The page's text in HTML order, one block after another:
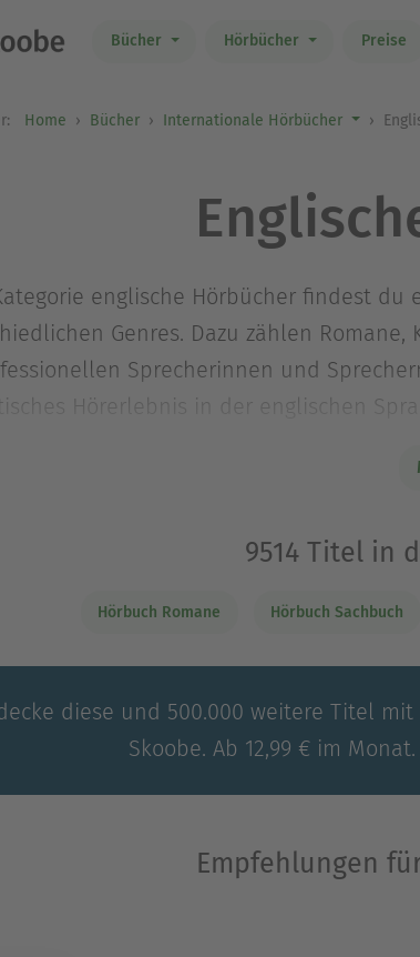
Bücher Hörbücher Preise
Home Bücher Internationale Hörbücher
englische Hörbücher findest du
Genres. Dazu zählen
Sprecherinnen und
Hörerlebnis in der englischen
auf Englisch eignen sich sowohl zur
auf natürliche Weise9514 Titel in
Hörbuch Romane Hörbuch Sachbuch
diese und 500.000 weitere Titel
Skoobe. Ab 12,99 € im Monat.
Empfehlungen